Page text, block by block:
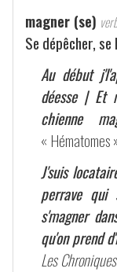
magner (se)
Se dépêcher, se
Au début
déesse | Et
chienne
« Hématomes
J'suis
perrave qui
s'magner
qu'on prend
Les